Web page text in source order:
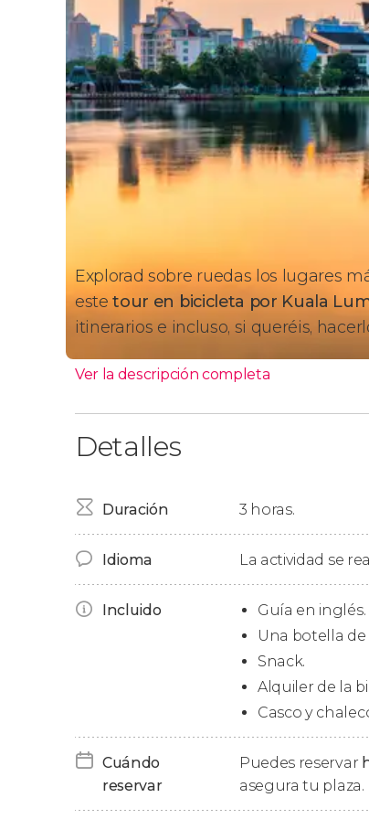
Explorad sobre ruedas los lugares
estetour en bicicleta por Kuala
itinerarios e incluso, si queréis,
Al efectuar vuestra reserva podéis
Tour por Kuala Lumpur
el Edificio del Sultán Abdul Samad
,
Ministerio de Información,
Más tarde, continuaremos nuestro
barrio chino de Kuala Lumpur. Allí,
continuar con nuestro itinerario sobre
Así, continuaremos nuestro tour
conocidasque conectan la Kuala
modo, gracias a la bicicleta, podremos
Ver la descripción completa
Detalles
Duración 3 horas.
Idioma La actividad se
Incluido
Guía en inglés.
Una botella
Snack.
Alquiler de la
Casco y
Cuándo
reservar
Puedes reservar
asegura tu plaza.